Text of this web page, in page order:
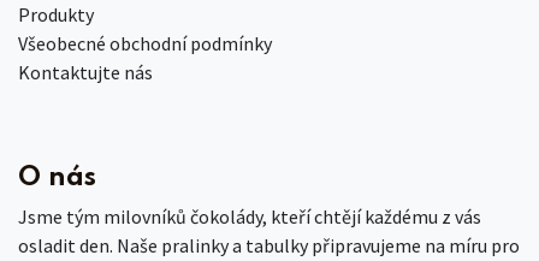
Produkty
Všeobecné obchodní podmínky
Kontaktujte nás
O nás
Jsme tým milovníků čokolády, kteří chtějí každému z vás
osladit den. Naše pralinky a tabulky připravujeme na míru pro